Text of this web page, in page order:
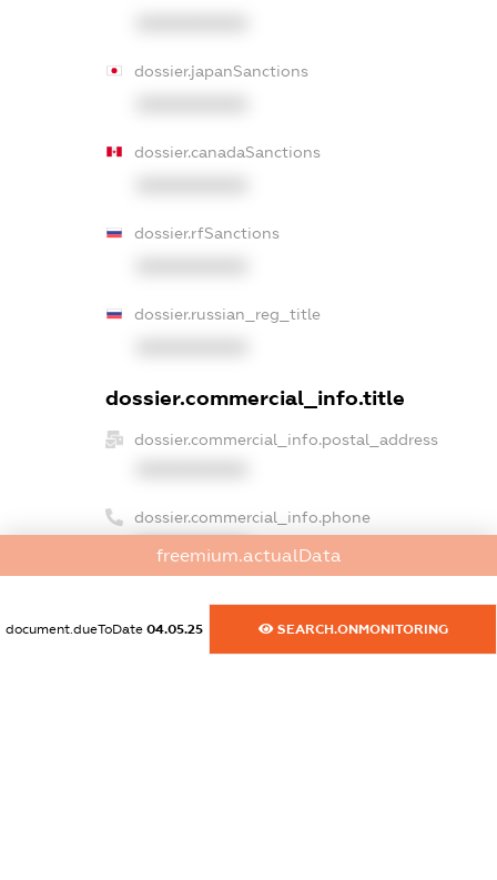
dossier.japanSanctions
dossier.canadaSanctions
dossier.rfSanctions
dossier.russian_reg_title
dossier.commercial_info.title
dossier.commercial_info.postal_address
dossier.commercial_info.phone
XXXXXXXXXX
XXXXXXXXXX
freemium.actualData
document.dueToDate 04.05.25 SEARCH.ONMONITORING